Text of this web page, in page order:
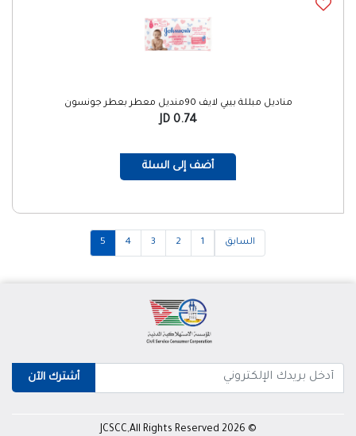
مناديل مبللة بيبي لايف 90منديل معطر بعطر جونسون
0.74 JD
أضف إلى السلة
السابق 1
2
3
4
5
أشترك الآن
© 2026 JCSCC,All Rights Reserved